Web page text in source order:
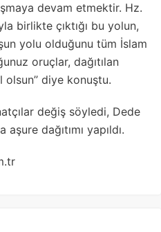
devam etmektir. Hz.
birlikte çıktığı bu yolun,
yolu olduğunu tüm İslam
oruçlar, dağıtılan
diye konuştu.
değiş söyledi, Dede
dağıtımı yapıldı.